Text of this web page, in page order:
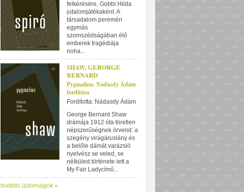
felkérésére, Gobbi Hilda
jutalomjátékaként. A
társadalom peremén
egymás
szomszédságában élő
emberek tragédiája
noha...
SHAW, GERORGE
BERNARD
Pygmalion. Nádasdy Ádám
fordítása
Fordította: Nádasdy Ádám
George Bernard Shaw
drámája 1912 óta töretlen
népszerűségnek örvend: a
szegény virágáruslány és
a belőle dámát varázsló
nyelvész se veled, se
nélküled története lett a
My Fair Ladycímű...
további újdonságok »